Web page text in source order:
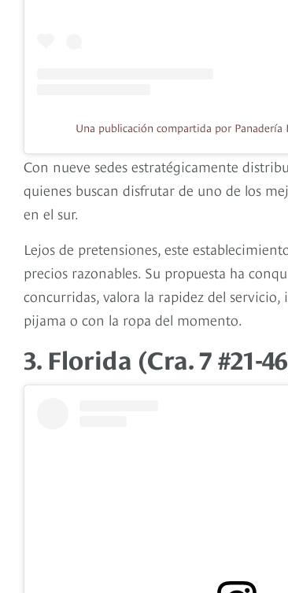
Una publicación compartida por
Con nueve sedes estratégicamente
quienes buscan disfrutar de uno de los
en el sur.
Lejos de pretensiones, este
precios razonables. Su propuesta ha
concurridas, valora la rapidez del servicio,
pijama o con la ropa del momento.
3. Florida (Cra. 7 #21-